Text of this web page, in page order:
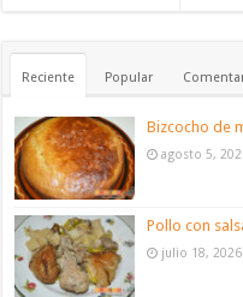
Reciente Popular
Bizcocho de
agosto 5,
Pollo con
julio 18, 2026